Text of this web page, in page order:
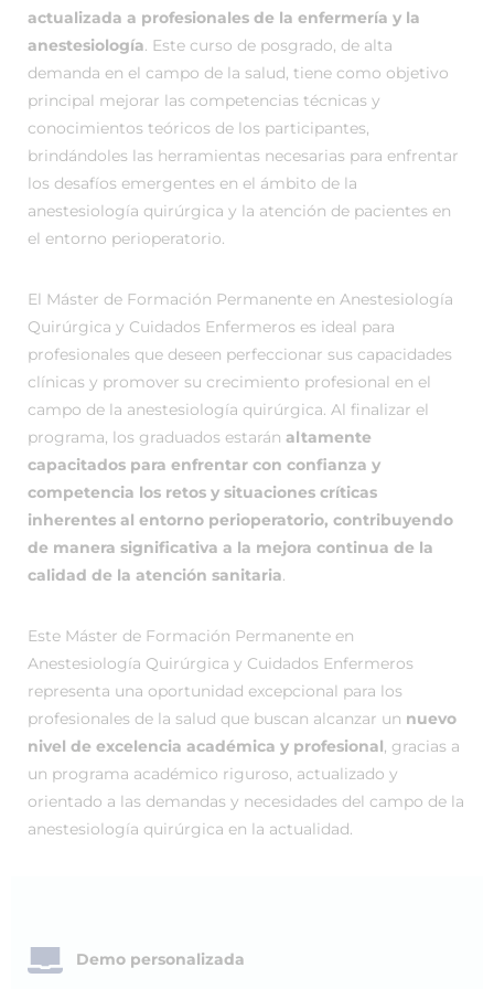
actualizada a profesionales de la enfermería y la
anestesiología. Este curso de posgrado, de alta
demanda en el campo de la salud, tiene como objetivo
principal mejorar las competencias técnicas y
conocimientos teóricos de los participantes,
brindándoles las herramientas necesarias para enfrentar
los desafíos emergentes en el ámbito de la
anestesiología quirúrgica y la atención de pacientes en
el entorno perioperatorio.
El Máster de Formación Permanente en Anestesiología
Quirúrgica y Cuidados Enfermeros es ideal para
profesionales que deseen perfeccionar sus capacidades
clínicas y promover su crecimiento profesional en el
campo de la anestesiología quirúrgica. Al finalizar el
programa, los graduados estarán altamente
capacitados para enfrentar con confianza y
competencia los retos y situaciones críticas
inherentes al entorno perioperatorio, contribuyendo
de manera significativa a la mejora continua de la
calidad de la atención sanitaria.
Este Máster de Formación Permanente en
Anestesiología Quirúrgica y Cuidados Enfermeros
representa una oportunidad excepcional para los
profesionales de la salud que buscan alcanzar un nuevo
nivel de excelencia académica y profesional, gracias a
un programa académico riguroso, actualizado y
orientado a las demandas y necesidades del campo de la
anestesiología quirúrgica en la actualidad.
Demo personalizada